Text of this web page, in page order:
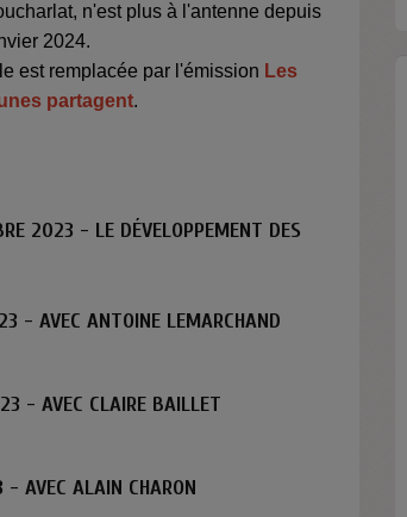
n'est plus à l'antenne depuis
2024.
est remplacée par l'émission Les
partagent.
2023 - LE DÉVELOPPEMENT DES
- AVEC ANTOINE LEMARCHAND
- AVEC CLAIRE BAILLET
AVEC ALAIN CHARON